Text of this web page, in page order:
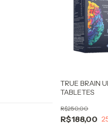
TRUE BRAIN
TABLETES
R$188,00
R$250,00